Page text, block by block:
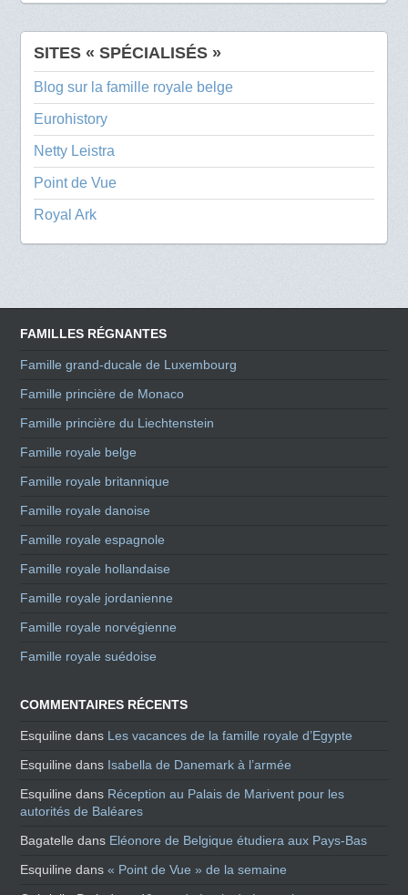
SITES « SPÉCIALISÉS »
Blog sur la famille royale belge
Eurohistory
Netty Leistra
Point de Vue
Royal Ark
FAMILLES RÉGNANTES
Famille grand-ducale de Luxembourg
Famille princière de Monaco
Famille princière du Liechtenstein
Famille royale belge
Famille royale britannique
Famille royale danoise
Famille royale espagnole
Famille royale hollandaise
Famille royale jordanienne
Famille royale norvégienne
Famille royale suédoise
COMMENTAIRES RÉCENTS
Esquiline dans Les vacances de la famille royale d’Egypte
Esquiline dans Isabella de Danemark à l’armée
Esquiline dans Réception au Palais de Marivent pour les
autorités de Baléares
Bagatelle dans Eléonore de Belgique étudiera aux Pays-Bas
Esquiline dans« Point de Vue » de la semaine